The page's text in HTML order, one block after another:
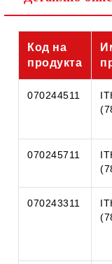
Код на
продукта
070244511
070245711
070243311